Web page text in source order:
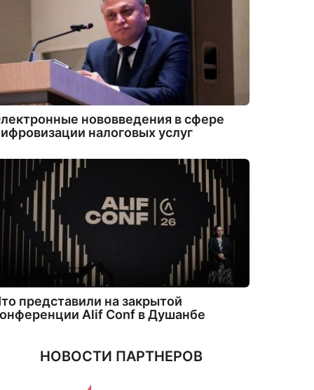
нововведения в сфере
налоговых услуг
представили на закрытой
Alif Conf в Душанбе
НОВОСТИ ПАРТНЕРОВ